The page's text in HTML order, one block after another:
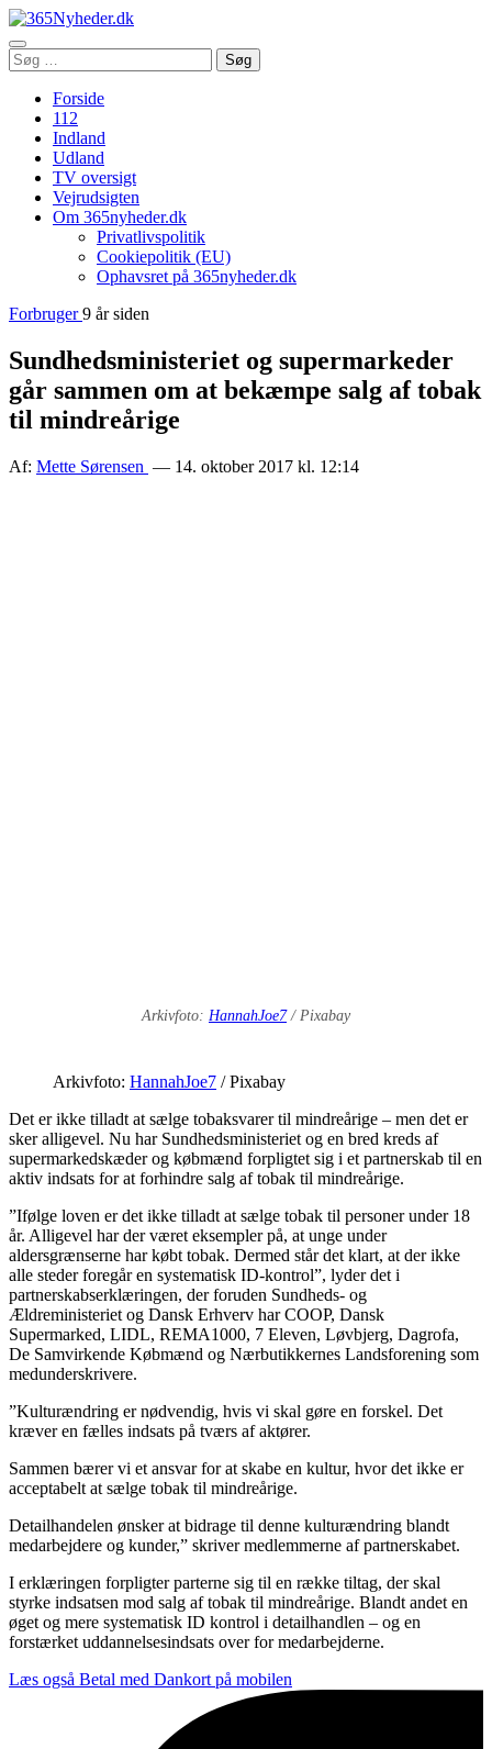
Åbn
menu
Søg
efter:
Søg
Forside
112
Indland
Udland
TV oversigt
Vejrudsigten
Om 365nyheder.dk
Privatlivspolitik
Cookiepolitik (EU)
Ophavsret på 365nyheder.dk
Forbruger9 år siden
Sundhedsministeriet og supermarkeder
går sammen om at bekæmpe salg af tobak
til mindreårige
Af: Mette Sørensen — 14. oktober 2017 kl. 12:14
Arkivfoto: HannahJoe7/ Pixabay
Arkivfoto: HannahJoe7 / Pixabay
Det er ikke tilladt at sælge tobaksvarer til mindreårige – men det er
sker alligevel. Nu har Sundhedsministeriet og en bred kreds af
supermarkedskæder og købmænd forpligtet sig i et partnerskab til en
aktiv indsats for at forhindre salg af tobak til mindreårige.
”Ifølge loven er det ikke tilladt at sælge tobak til personer under 18
år. Alligevel har der været eksempler på, at unge under
aldersgrænserne har købt tobak. Dermed står det klart, at der ikke
alle steder foregår en systematisk ID-kontrol”, lyder det i
partnerskabserklæringen, der foruden Sundheds- og
Ældreministeriet og Dansk Erhverv har COOP, Dansk
Supermarked, LIDL, REMA1000, 7 Eleven, Løvbjerg, Dagrofa,
De Samvirkende Købmænd og Nærbutikkernes Landsforening som
medunderskrivere.
”Kulturændring er nødvendig, hvis vi skal gøre en forskel. Det
kræver en fælles indsats på tværs af aktører.
Sammen bærer vi et ansvar for at skabe en kultur, hvor det ikke er
acceptabelt at sælge tobak til mindreårige.
Detailhandelen ønsker at bidrage til denne kulturændring blandt
medarbejdere og kunder,” skriver medlemmerne af partnerskabet.
I erklæringen forpligter parterne sig til en række tiltag, der skal
styrke indsatsen mod salg af tobak til mindreårige. Blandt andet en
øget og mere systematisk ID kontrol i detailhandlen – og en
forstærket uddannelsesindsats over for medarbejderne.
Læs også Betal med Dankort på mobilen